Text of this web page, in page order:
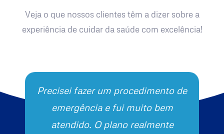
Veja o que nossos clientes têm a dizer sobre a
experiência de cuidar da saúde com excelência!
Precisei fazer um procedimento de
emergência e fui muito bem
atendido. O plano realmente